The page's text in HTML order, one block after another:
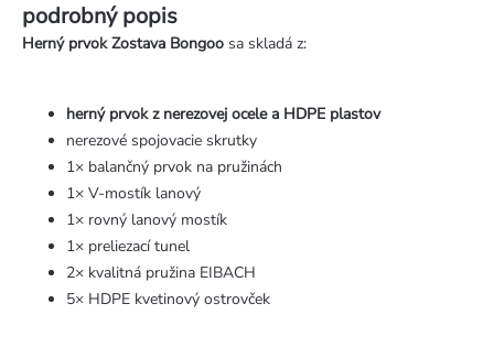
podrobný popis
Herný prvok Zostava Bongoo sa skladá z:
herný prvok z nerezovej ocele a HDPE plastov
nerezové spojovacie skrutky
1× balančný prvok na pružinách
1× V-mostík lanový
1× rovný lanový mostík
1× preliezací tunel
2× kvalitná pružina EIBACH
5× HDPE kvetinový ostrovček